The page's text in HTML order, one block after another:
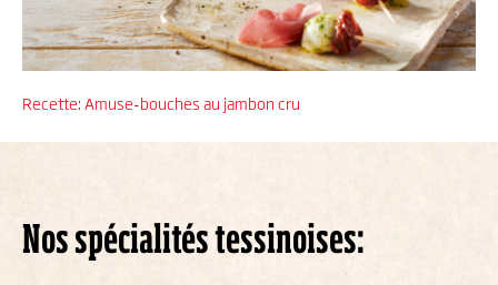
Recette: Amuse-bouches au jambon cru
Nos spécialités tessinoises: